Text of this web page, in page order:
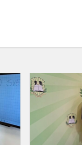
Patirtys,
kurios